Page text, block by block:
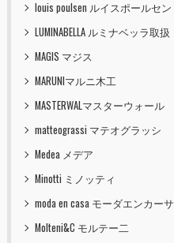
louis poulsen ルイスポールセン
LUMINABELLA ルミナベッラ取扱
MAGIS マジス
MARUNIマルニ木工
MASTERWALマスターウォール
matteograssi マテオグラッシ
Medea メデア
Minotti ミノッティ
moda en casa モーダエンカーサ
Molteni&C モルテー二